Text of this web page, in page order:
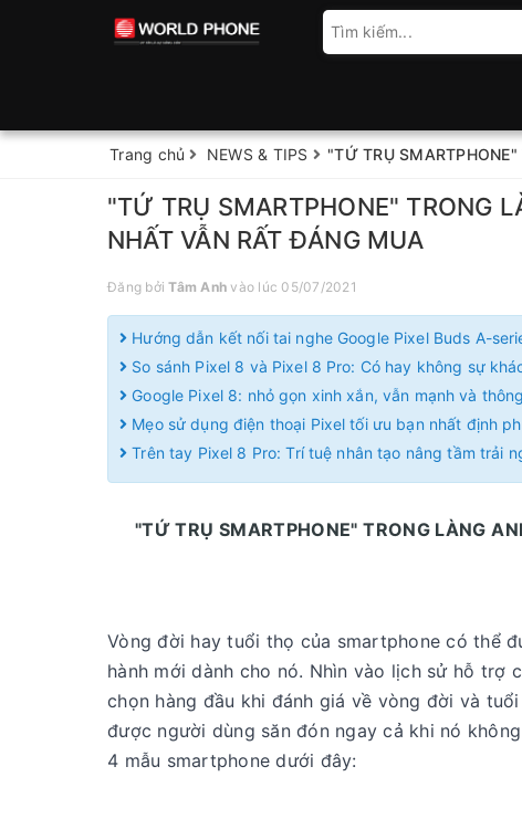
Trang chủ NEWS & TIPS "TỨ TRỤ
"TỨ TRỤ SMARTPHONE" TRONG
NHẤT VẪN RẤT ĐÁNG MUA
Đăng bởiTâm Anh vào lúc 05/07/2021
Hướng dẫn kết nối tai nghe Google Pixel Buds A-
So sánh Pixel 8 và Pixel 8 Pro: Có hay không sự
Google Pixel 8: nhỏ gọn xinh xắn, vẫn mạnh và
Mẹo sử dụng điện thoại Pixel tối ưu bạn nhất định
Trên tay Pixel 8 Pro: Trí tuệ nhân tạo nâng tầm trải
"TỨ TRỤ SMARTPHONE" TRONG LÀNG
Vòng đời hay tuổi thọ của smartphone có thể
hành mới dành cho nó. Nhìn vào lịch sử hỗ
chọn hàng đầu khi đánh giá về vòng đời và
được người dùng săn đón ngay cả khi nó
4 mẫu smartphone dưới đây: